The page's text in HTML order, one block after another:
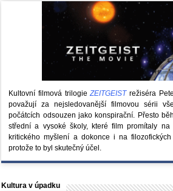
Kultovní filmová trilogieZEITGEISTrežiséra
považují za nejsledovanější filmovou sérii
počátcích odsouzen jako konspirační. Přesto
střední a vysoké školy, které film promítaly na
kritického myšlení a dokonce i na
protože to byl skutečný účel.
Kultura v úpadku